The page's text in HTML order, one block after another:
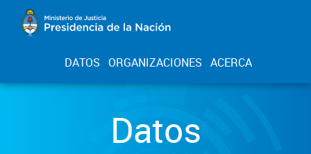
DATOS ORGANIZACIONES ACERCA
Datos